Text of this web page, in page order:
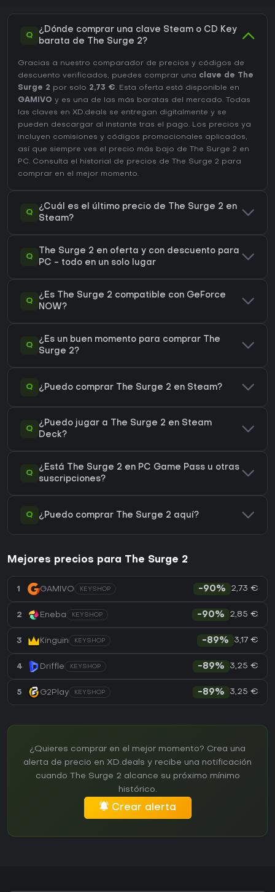
Q
¿Dónde comprar una clave Steam o CD Key
barata de The Surge 2?
Gracias a nuestro comparador de precios y códigos de
descuento verificados, puedes comprar una clave de The
Surge 2 por solo 2,73 €. Esta oferta está disponible en
GAMIVO y es una de las más baratas del mercado. Todas
las claves en XD.deals se entregan digitalmente y se
pueden descargar al instante tras el pago. Los precios ya
incluyen comisiones y códigos promocionales aplicados,
así que siempre ves el precio más bajo de The Surge 2 en
PC. Consulta el historial de precios de The Surge 2 para
comprar en el mejor momento.
Q
¿Cuál es el último precio de The Surge 2 en
Steam?
Q
The Surge 2 en oferta y con descuento para
PC - todo en un solo lugar
Q
¿Es The Surge 2 compatible con GeForce
NOW?
Q
¿Es un buen momento para comprar The
Surge 2?
Q ¿Puedo comprar The Surge 2 en Steam?
Q
¿Puedo jugar a The Surge 2 en Steam
Deck?
Q
¿Está The Surge 2 en PC Game Pass u otras
suscripciones?
Q ¿Puedo comprar The Surge 2 aquí?
Mejores precios para The Surge 2
1 GAMIVO KEYSHOP -90% 2,73 €
2 Eneba KEYSHOP -90% 2,85 €
3 Kinguin KEYSHOP -89% 3,17 €
4 Driffle KEYSHOP -89% 3,25 €
5 G2Play KEYSHOP -89% 3,25 €
¿Quieres comprar en el mejor momento? Crea una
alerta de precio en XD.deals y recibe una notificación
cuando The Surge 2 alcance su próximo mínimo
histórico.
Crear alerta